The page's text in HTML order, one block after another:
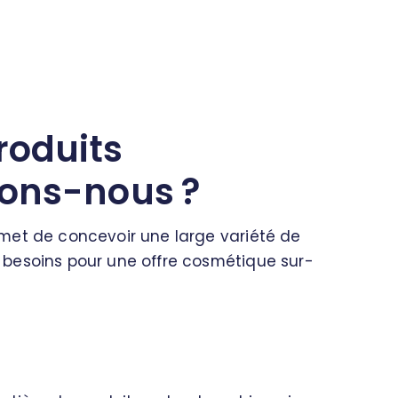
nous ?
de concevoir une large variété de
pour une offre cosmétique sur-